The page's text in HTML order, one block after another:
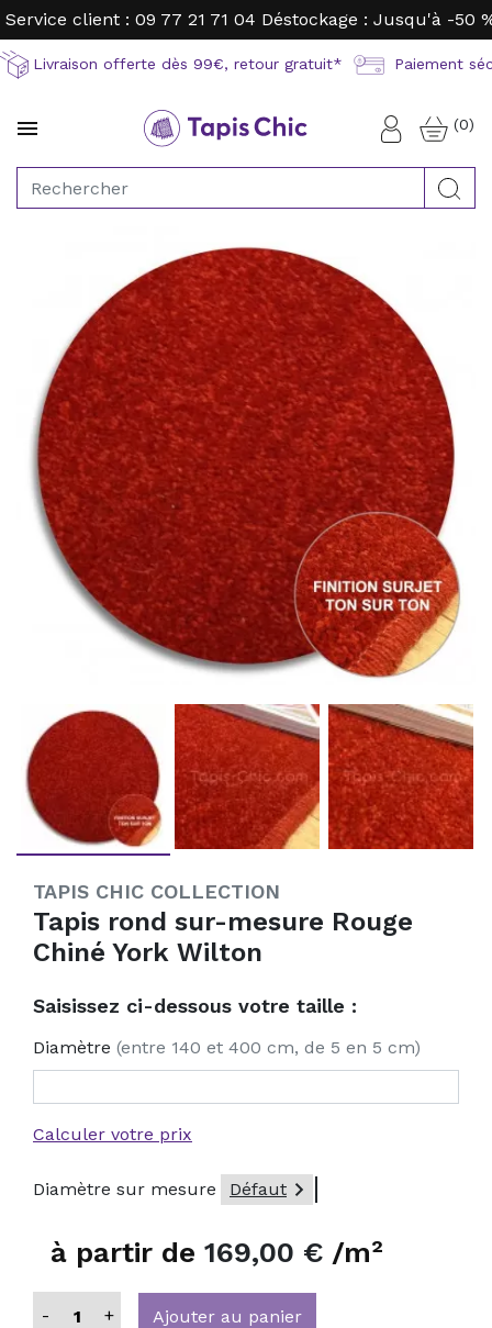
Service client : 09 77 21 71 04 Déstockage : Jusqu'à -50
Livraison offerte dès 99€, retour gratuit* Paiement
 Connexion
(0)
TAPIS CHIC COLLECTION
Tapis rond sur-mesure Rouge
Chiné York Wilton
Saisissez ci-dessous votre taille :
Diamètre (entre 140 et 400 cm, de 5 en 5 cm)
Calculer votre prix
Diamètre sur mesure Défaut 
à partir de 169,00 € /m²
- + Ajouter au panier